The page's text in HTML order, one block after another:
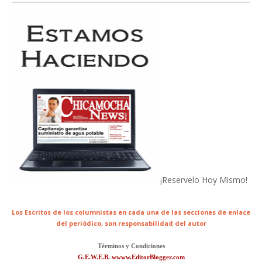
¡Reservelo Hoy Mismo!
Los Escritos de los columnistas en cada una de las secciones de enlace
del periódico, son responsabilidad del autor
Términos y Condiciones
G.E.W.E.B. wwww.EditorBlogger.com